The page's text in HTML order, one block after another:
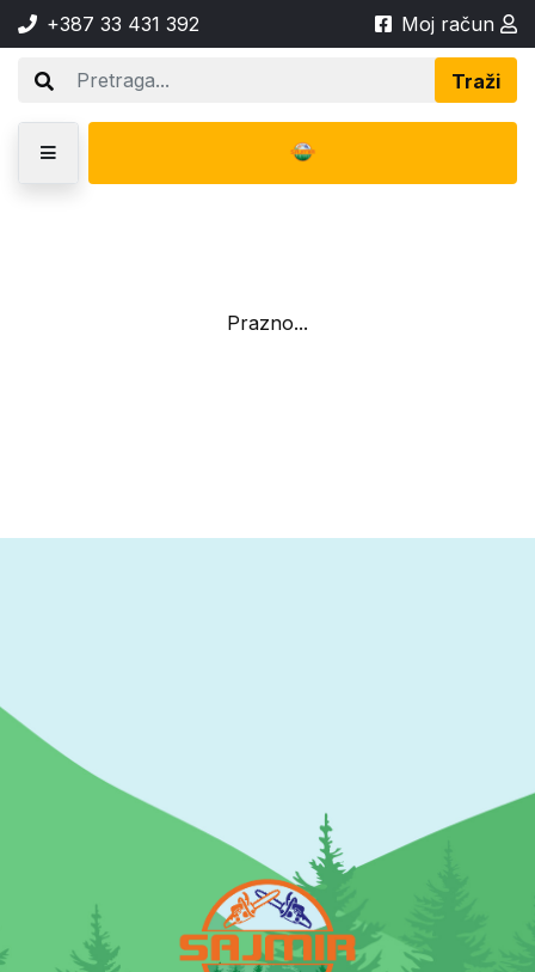
+387 33 431 392 Moj račun
Traži
Prazno...